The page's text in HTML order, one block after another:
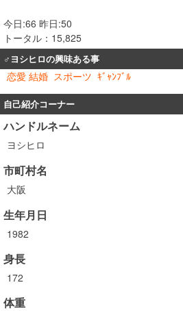
今日:66 昨日:50
トータル：15,825
♂ヨシヒロの興味ある事
恋愛 結婚 スポーツ ｷﾞｬﾝﾌﾞﾙ
自己紹介コーナー
ハンドルネーム
ヨシヒロ
市町村名
大阪
生年月日
1982
身長
172
体重